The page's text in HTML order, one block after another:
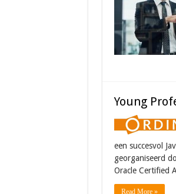
Young
een succesvol
georganiseerd
Oracle Certified
Read More »